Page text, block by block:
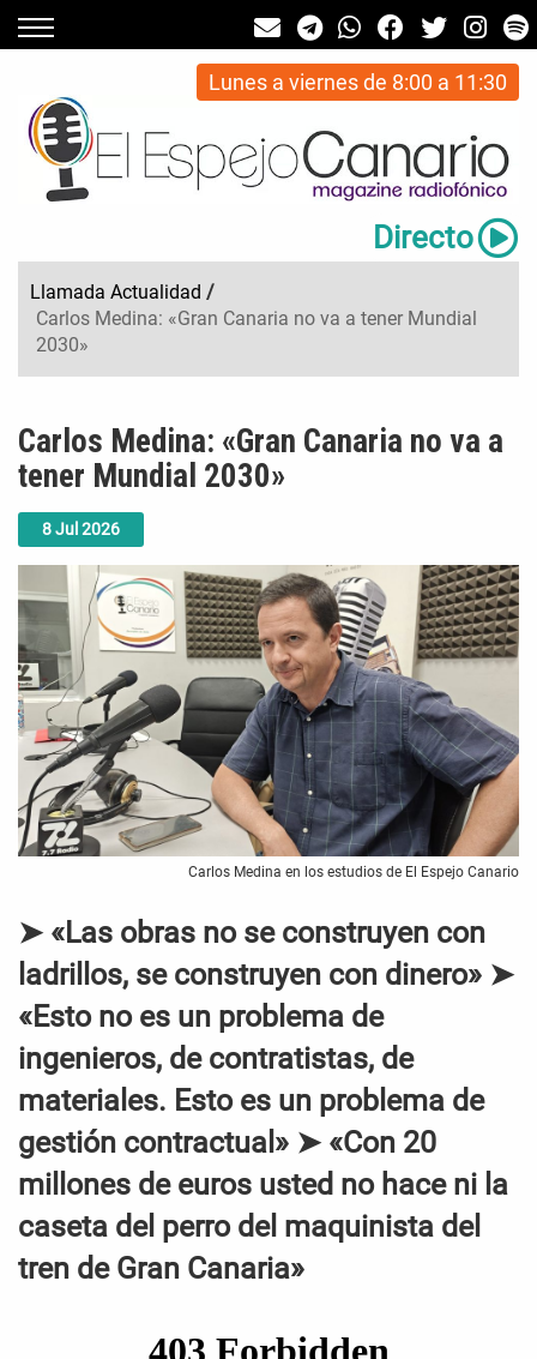
Lunes a viernes de 8:00 a 11:30
Directo
Llamada Actualidad /
Carlos Medina: «Gran Canaria no va a tener Mundial
2030»
8Jul 2026
Carlos Medina: «Gran Canaria no va a
tener Mundial 2030»
Carlos Medina en los estudios de El Espejo Canario
➤ «Las obras no se construyen con
ladrillos, se construyen con dinero» ➤
«Esto no es un problema de
ingenieros, de contratistas, de
materiales. Esto es un problema de
gestión contractual» ➤ «Con 20
millones de euros usted no hace ni la
caseta del perro del maquinista del
tren de Gran Canaria»